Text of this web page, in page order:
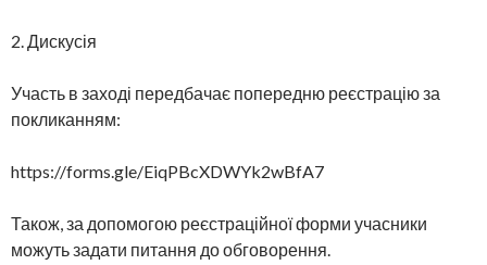
2. Дискусія
Участь в заході передбачає попередню реєстрацію за
покликанням:
https://forms.gle/EiqPBcXDWYk2wBfA7
Також, за допомогою реєстраційної форми учасники
можуть задати питання до обговорення.